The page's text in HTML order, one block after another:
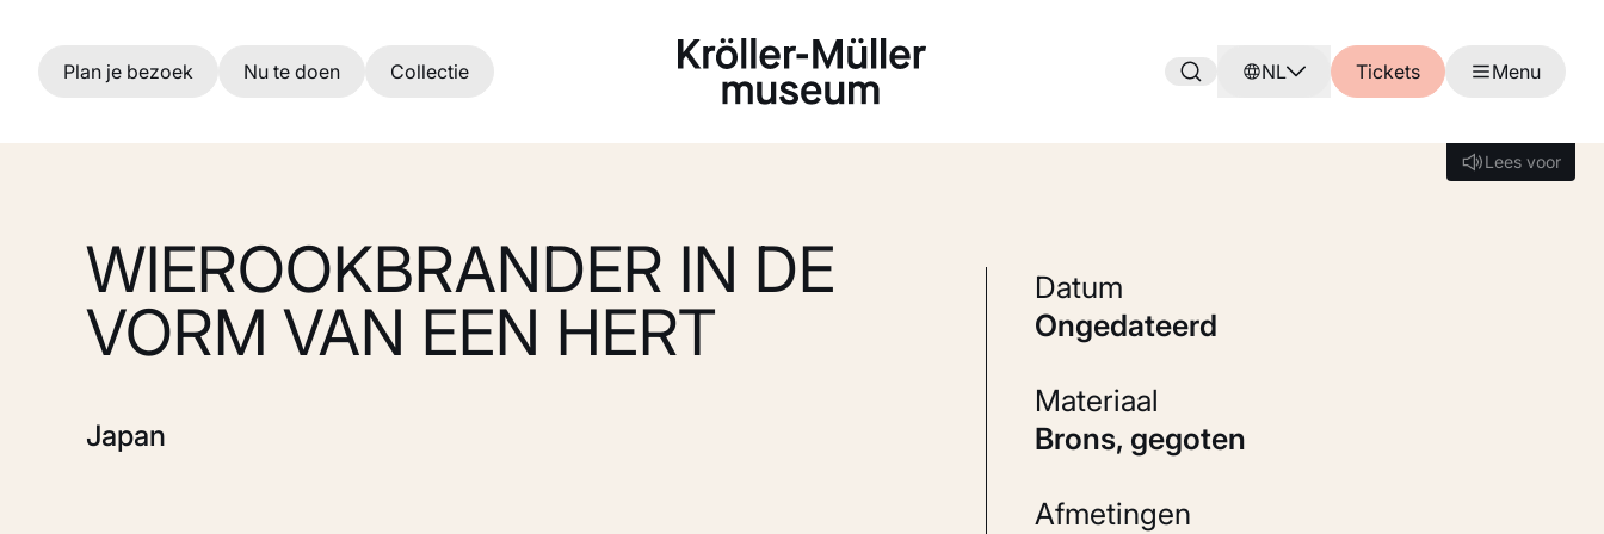
Ga naar hoofdinhoud
Plan je bezoek Nu te doen Collectie NL Tickets Menu
Lees voor
Lees voor
WIEROOKBRANDER IN DE
VORM VAN EEN HERT
Japan
Datum
ongedateerd
Materiaal
Brons, gegoten
Afmetingen